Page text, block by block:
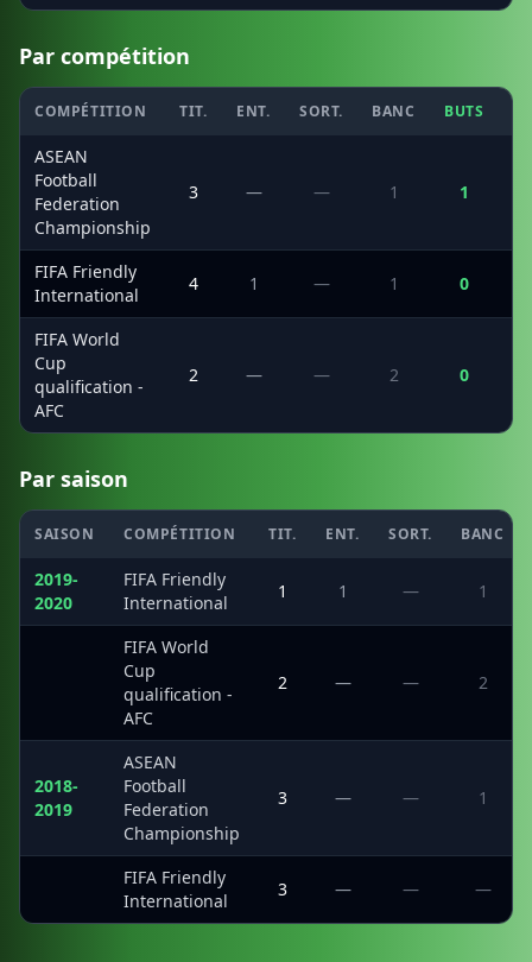
Par compétition
COMPÉTITION TIT. ENT. SORT. BANC BUTS
ASEAN
Football
Federation
Championship
3 — — 1 1
FIFA Friendly
International
4 1 — 1 0
FIFA World
Cup
qualification -
AFC
2 — — 2 0
Par saison
SAISON COMPÉTITION TIT. ENT. SORT. BANC
2019-
2020
FIFA Friendly
International
1 1 — 1
FIFA World
Cup
qualification -
AFC
2 — — 2
2018-
2019
ASEAN
Football
Federation
Championship
3 — — 1
FIFA Friendly
International
3 — — —